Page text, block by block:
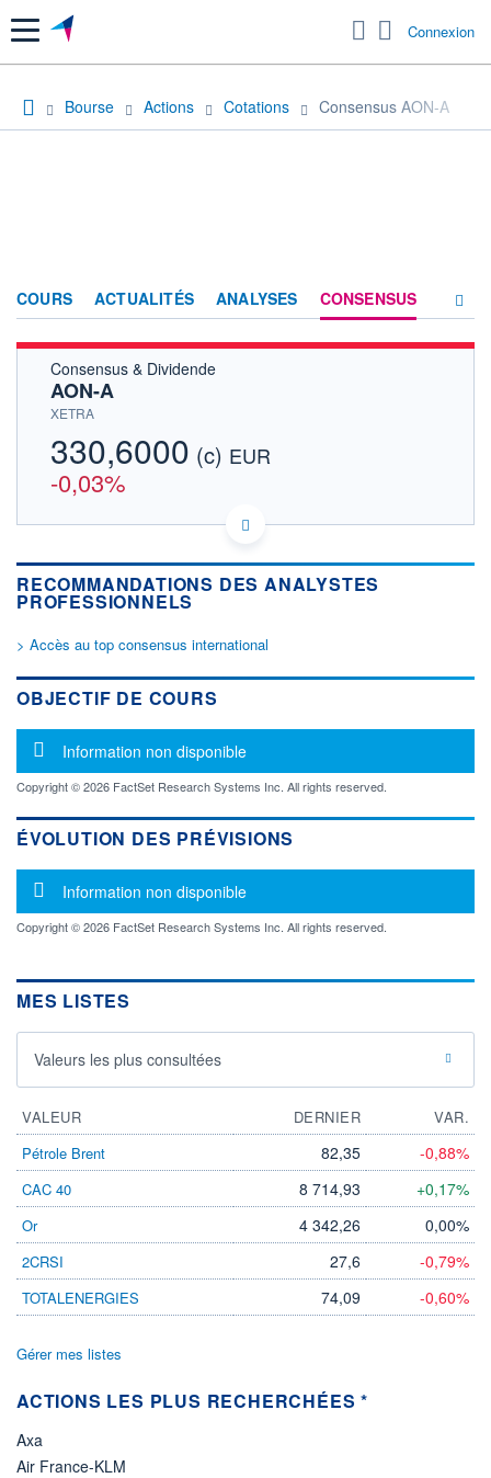
Menu Connexion
Bourse Actions Cotations Consensus AON-A
COURS ACTUALITÉS ANALYSES CONSENSUS
ACTIONNAIRES
Consensus & Dividende
AON-A
XETRA
330,6000 (c) EUR
-0,03%
IE00BLP1HW54 4VK
Politique d'exécution
Cotation sur les autres places
0,0000 330,7000
+ HAUT
0,0000
+ BAS
VOLUME
0
CAPITAL ÉCHANGÉ
VALORISATION
70 129 MEUR
DERNIER ÉCHANGE
29.07.26 / 17:35:54
LIMITE À LA
BAISSE
LIMITE À LA
HAUSSE
RENDEMENT
- -
0,00 EUR DIVIDENDE
-
Non éligible
Boursobank
+ PORTEFEUILLE + LISTE
RECOMMANDATIONS DES ANALYSTES
PROFESSIONNELS
> Accès au top consensus international
OBJECTIF DE COURS
Message d'information
Information non disponible
Copyright © 2026 FactSet Research Systems Inc. All rights reserved.
ÉVOLUTION DES PRÉVISIONS
Message d'information
Information non disponible
Copyright © 2026 FactSet Research Systems Inc. All rights reserved.
MES LISTES
Valeurs les plus consultées
VALEUR DERNIER
VAR.
Pétrole Brent
82,35 -0,88%
CAC 40 8 714,93 +0,17%
Or 4 342,26 0,00%
2CRSI 27,6 -0,79%
TOTALENERGIES 74,09 -0,60%
Gérer mes listes
ACTIONS LES PLUS RECHERCHÉES *
Axa
Air France-KLM